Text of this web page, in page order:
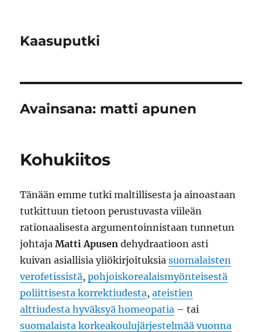
Kaasuputki
Avainsana: matti apunen
Kohukiitos
Tänään emme tutki maltillisesta ja ainoastaan
tutkittuun tietoon perustuvasta viileän
rationaalisesta argumentoinnistaan tunnetun
johtajaMatti Apusen dehydraatioon asti
kuivan asiallisia yliökirjoituksiasuomalaisten
verofetissistä,pohjoiskorealaismyönteisestä
poliittisesta korrektiudesta,ateistien
alttiudesta hyväksyä homeopatia – tai
suomalaista korkeakoulujärjestelmää vuonna